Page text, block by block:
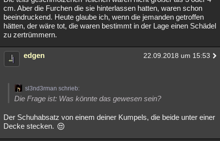
cm. Aber die Furchen die sie hinterlassen hatten, waren schon
beeindruckend. Heute glaube ich, wenn die jemanden getroffen
hätten, der wäre tot, die waren bestimmt in der Lage einen Schädel
zu zertrümmern.
edgen 22.09.2018 um 15:53
sl3nd3rman schrieb:
Die Frage ist: Was könnte das gewesen sein?
Der Schuhabsatz von einem deiner Kumpels, die beide unter einer
Decke stecken.